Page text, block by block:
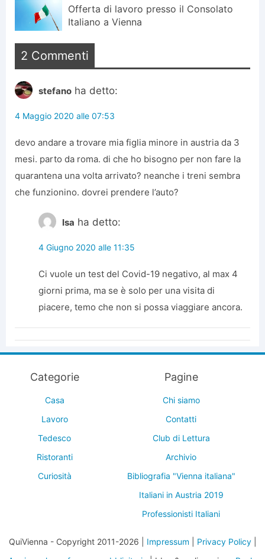
Offerta di lavoro presso il Consolato
Italiano a Vienna
2 Commenti
stefano ha detto:
4 Maggio 2020 alle 07:53
devo andare a trovare mia figlia minore in austria da 3
mesi. parto da roma. di che ho bisogno per non fare la
quarantena una volta arrivato? neanche i treni sembra
che funzionino. dovrei prendere l’auto?
Isa ha detto:
4 Giugno 2020 alle 11:35
Ci vuole un test del Covid-19 negativo, al max 4
giorni prima, ma se è solo per una visita di
piacere, temo che non si possa viaggiare ancora.
Categorie
Casa
Lavoro
Tedesco
Ristoranti
Curiosità
Pagine
Chi siamo
Contatti
Club di Lettura
Archivio
Bibliografia "Vienna italiana"
Italiani in Austria 2019
Professionisti Italiani
QuiVienna - Copyright 2011-2026 | Impressum Privacy Policy|